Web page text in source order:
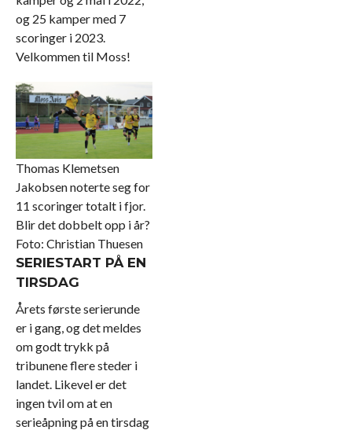
og 25 kamper med 7
scoringer i 2023.
Velkommen til Moss!
Thomas Klemetsen
Jakobsen noterte seg for
11 scoringer totalt i fjor.
Blir det dobbelt opp i år?
Foto: Christian Thuesen
SERIESTART PÅ EN
TIRSDAG
Årets første serierunde
er i gang, og det meldes
om godt trykk på
tribunene flere steder i
landet. Likevel er det
ingen tvil om at en
serieåpning på en tirsdag